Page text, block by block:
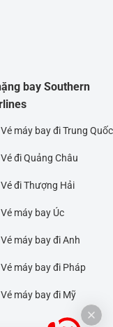
bay Southern
Vé máy bay đi Trung Quốc
Vé đi Quảng Châu
Vé đi Thượng Hải
Vé máy bay Úc
Vé máy bay đi Anh
Vé máy bay đi Pháp
Vé máy bay đi Mỹ